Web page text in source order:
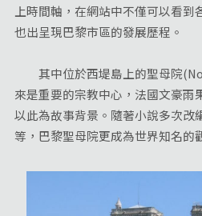
上時間軸，在網站中不僅可以看
也出呈現巴黎市區的發展歷程。
其中位於西堤島上的聖母院
來是重要的宗教中心，法國文豪雨
以此為故事背景。隨著小說多次改
等，巴黎聖母院更成為世界知名的